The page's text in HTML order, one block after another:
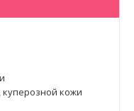
куперозной кожи